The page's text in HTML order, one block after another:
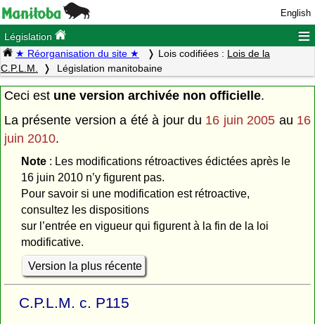
English
Législation ≡
★ Réorganisation du site ★ Lois codifiées : Lois de la
C.P.L.M.
Législation manitobaine
Ceci est une version archivée non officielle.
La présente version a été à jour du 16 juin 2005 au 16
juin 2010.
Note: Les modifications rétroactives édictées après le
16 juin 2010 n’y figurent pas.
Pour savoir si une modification est rétroactive,
consultez les dispositions
sur l’entrée en vigueur qui figurent à la fin de la loi
modificative.
Version la plus récente
C.P.L.M. c. P115